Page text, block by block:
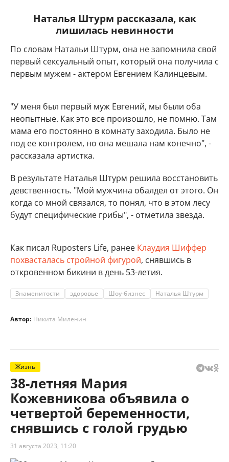
Наталья Штурм рассказала, как
лишилась невинности
По словам Натальи Штурм, она не запомнила свой
первый сексуальный опыт, который она получила с
первым мужем - актером Евгением Калинцевым.
"У меня был первый муж Евгений, мы были оба
неопытные. Как это все произошло, не помню. Там
мама его постоянно в комнату заходила. Было не
под ее контролем, но она мешала нам конечно", -
рассказала артистка.
В результате Наталья Штурм решила восстановить
девственность. "Мой мужчина обалдел от этого. Он
когда со мной связался, то понял, что в этом лесу
будут специфические грибы", - отметила звезда.
Как писал Ruposters Life, ранее Клаудия Шиффер
похвасталась стройной фигурой, снявшись в
откровенном бикини в день 53-летия.
Знаменитости здоровье Шоу-бизнес Наталья Штурм
Автор: Никита Миленин
Жизнь
38-летняя Мария
Кожевникова объявила о
четвертой беременности,
снявшись с голой грудью
31 августа 2023, 11:20